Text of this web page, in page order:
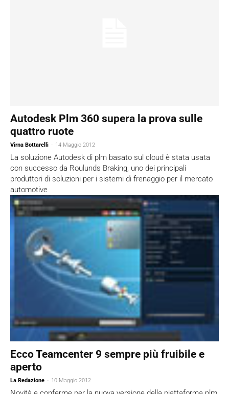
Autodesk Plm 360 supera la prova sulle
quattro ruote
Virna Bottarelli - 14 Maggio 2012
La soluzione Autodesk di plm basato sul cloud è stata usata
con successo da Roulunds Braking, uno dei principali
produttori di soluzioni per i sistemi di frenaggio per il mercato
automotive
Ecco Teamcenter 9 sempre più fruibile e
aperto
La Redazione - 10 Maggio 2012